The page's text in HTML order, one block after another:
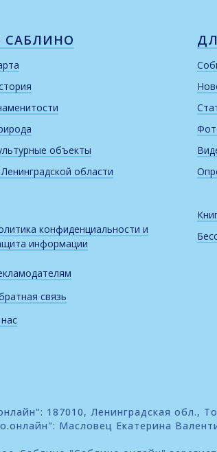
САБЛИНО
объекты
области
конфиденциальности и
информации
связь
187010, Ленинградская обл.,
Масловец Екатерина